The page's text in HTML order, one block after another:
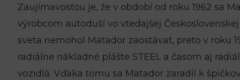
Zaujímavosťou je, že v období od roku 1962 sa
výrobcom autoduší vo vtedajšej
sveta nemohol Matador zaostávať, preto v roku
radiálne nákladné plášte STEEL a časom aj
vozidlá. Vďaka tomu sa Matador zaradil k